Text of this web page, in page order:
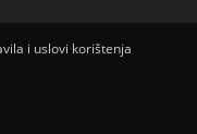
i uslovi korištenja